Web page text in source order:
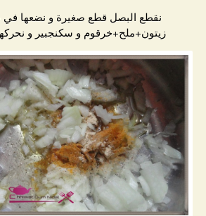
نقطع البصل قطع صغيرة و نضعها
زيتون+ملح+خرقوم و سكنجبير و